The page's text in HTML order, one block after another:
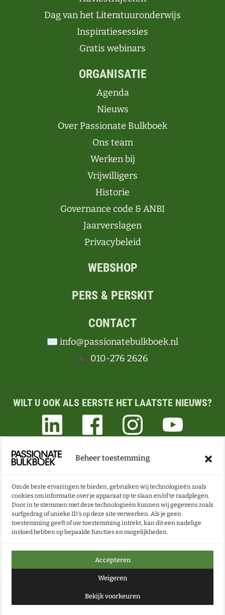
Beheer toestemming
Om de beste ervaringen te bieden, gebruiken wij technologieën zoals
cookies om informatie over je apparaat op te slaan en/of te raadplegen.
Door in te stemmen met deze technologieën kunnen wij gegevens zoals
surfgedrag of unieke ID's op deze site verwerken. Als je geen
toestemming geeft of uw toestemming intrekt, kan dit een nadelige
invloed hebben op bepaalde functies en mogelijkheden.
Accepteren
Weigeren
Bekijk voorkeuren
Dag van het Literatuuronderwijs
Inspiratiesessies
Gratis webinars
ORGANISATIE
Agenda
Nieuws
Over Passionate Bulkboek
Ons team
Werken bij
Vrijwilligers
Historie
Governance code & ANBI
Jaarverslagen
Privacybeleid
WEBSHOP
PERS & PERSKIT
CONTACT
✉️ info@passionatebulkboek.nl
📞 010-276 2626
WILT U OOK ALS EERSTE HET LAATSTE NIEUWS?
ONZE NIEUWSBRIEF VOL BOEKEN- EN LESTIPS
ONTVANGEN?
NU INSCHRIJVEN